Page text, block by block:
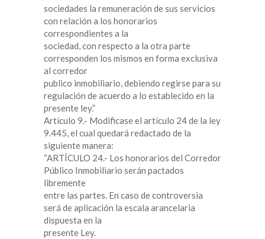
sociedades la remuneración de sus servicios
con relación a los honorarios
correspondientes a la
sociedad, con respecto a la otra parte
corresponden los mismos en forma exclusiva
al corredor
publico inmobiliario, debiendo regirse para su
regulación de acuerdo a lo establecido en la
presente ley.”
Artículo 9.- Modificase el artículo 24 de la ley
9.445, el cual quedará redactado de la
siguiente manera:
“ARTÍCULO 24.- Los honorarios del Corredor
Público Inmobiliario serán pactados
libremente
entre las partes. En caso de controversia
será de aplicación la escala arancelaria
dispuesta en la
presente Ley.